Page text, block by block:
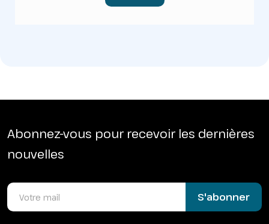
Abonnez-vous pour recevoir les dernières
nouvelles
S'abonner